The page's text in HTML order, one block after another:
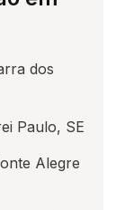
dos
Paulo, SE
Alegre